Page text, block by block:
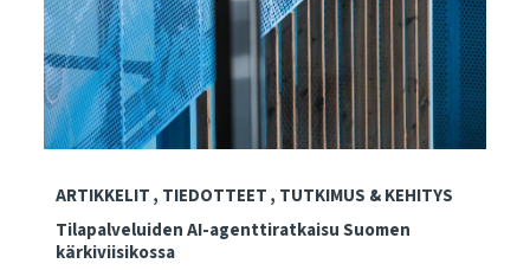
ARTIKKELIT TIEDOTTEET TUTKIMUS & KEHITYS
Tilapalveluiden AI-agenttiratkaisu Suomen
kärkiviisikossa